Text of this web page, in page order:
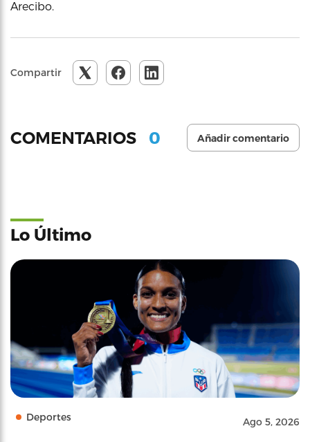
Arecibo.
Compartir
COMENTARIOS 0 Añadir comentario
Lo Último
Deportes Ago 5, 2026